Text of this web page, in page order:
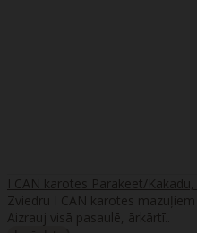
I CAN karotes Parakeet/
Zviedru I CAN karotes
Aizrauj visā pasaulē, ārkārtī..